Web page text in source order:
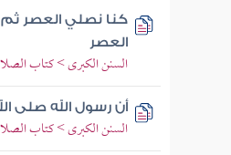
كنا نصلي العصر
العصر
السنن الكبرى > كتاب
أن رسول الله صلى
السنن الكبرى > كتاب